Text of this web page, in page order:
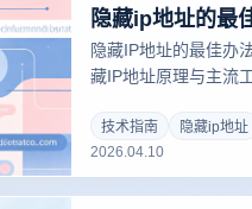
隐藏IP地址的最佳办
藏IP地址原理与主流
帮助用户构建更安全
技术指南 隐藏ip地址
2026.04.10